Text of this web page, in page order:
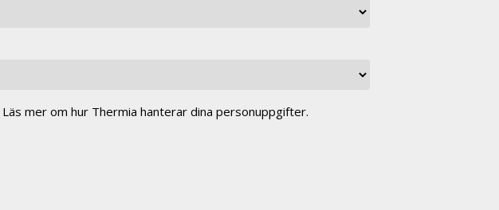
Läs mer om hur Thermia hanterar dina personuppgifter.